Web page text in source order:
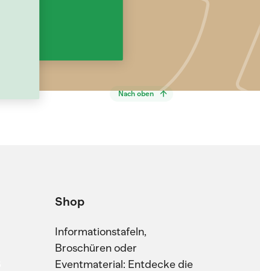
Nach oben
Shop
Informationstafeln,
Broschüren oder
Eventmaterial: Entdecke die